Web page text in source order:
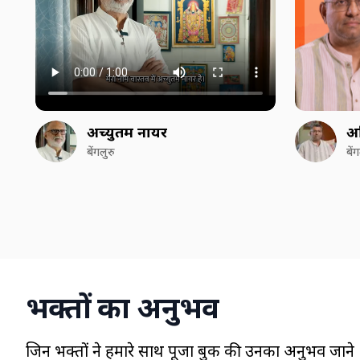
अच्युतम नायर
बेंगलुरु
भक्तों का अनुभव
जिन भक्तों ने हमारे साथ पूजा बुक की उनका अनुभव जाने